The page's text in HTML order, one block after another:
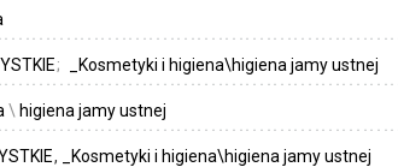
_Kosmetyki i higiena\higiena jamy ustnej
\ higiena jamy ustnej
_Kosmetyki i higiena\higiena jamy ustnej